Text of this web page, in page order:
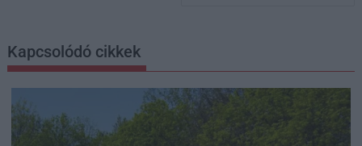
Kapcsolódó cikkek